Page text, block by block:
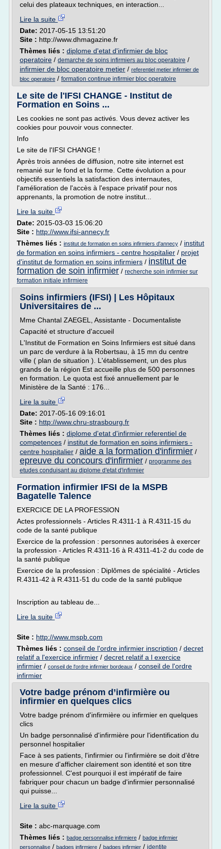
celui des plateaux techniques, en interaction...
Lire la suite
Date: 2017-05-15 13:51:20
Site : http://www.dhmagazine.fr
Thèmes liés : diplome d'etat d'infirmier de bloc
operatoire / demarche de soins infirmiers au bloc operatoire /
infirmier de bloc operatoire metier / referentiel metier infirmier de
bloc operatoire / formation continue infirmier bloc operatoire
Le site de l'IFSI CHANGE - Institut de
Formation en Soins ...
Les cookies ne sont pas activés. Vous devez activer les
cookies pour pouvoir vous connecter.
Info
Le site de l'IFSI CHANGE !
Après trois années de diffusion, notre site internet est
remanié sur le fond et la forme. Cette évolution a pour
objectifs essentiels la satisfaction des internautes,
l'amélioration de l'accès à l'espace privatif pour nos
apprenants, la promotion de notre institut...
Lire la suite
Date: 2015-03-03 15:06:20
Site : http://www.ifsi-annecy.fr
Thèmes liés : institut de formation en soins infirmiers d'annecy / institut
de formation en soins infirmiers - centre hospitalier / projet
d'institut de formation en soins infirmiers / institut de
formation de soin infirmier / recherche soin infirmier sur
formation initiale infirmiere
Soins infirmiers (IFSI) | Les Hôpitaux
Universitaires de ...
Mme Chantal ZAEGEL, Assistante - Documentaliste
Capacité et structure d'accueil
L'Institut de Formation en Soins Infirmiers est situé dans
un parc de verdure à la Robertsau, à 15 mn du centre
ville ( plan de situation ). L'établissement, un des plus
grands de la région Est accueille plus de 500 personnes
en formation. Le quota est fixé annuellement par le
Ministère de la Santé : 176...
Lire la suite
Date: 2017-05-16 09:16:01
Site : http://www.chru-strasbourg.fr
Thèmes liés : diplome d'etat d'infirmier referentiel de
competences / institut de formation en soins infirmiers -
centre hospitalier / aide a la formation d'infirmier /
epreuve du concours d'infirmier / programme des
etudes conduisant au diplome d'etat d'infirmier
Formation infirmier IFSI de la MSPB
Bagatelle Talence
EXERCICE DE LA PROFESSION
Actes professionnels - Articles R.4311-1 à R.4311-15 du
code de la santé publique
Exercice de la profession : personnes autorisées à exercer
la profession - Articles R.4311-16 à R.4311-41-2 du code de
la santé publique
Exercice de la profession : Diplômes de spécialité - Articles
R.4311-42 à R.4311-51 du code de la santé publique
Inscription au tableau de...
Lire la suite
Site : http://www.mspb.com
Thèmes liés : conseil de l'ordre infirmier inscription / decret
relatif a l'exercice infirmier / decret relatif a l exercice
infirmier / conseil de l'ordre infirmier bordeaux / conseil de l'ordre
infirmier
Votre badge prénom d’infirmière ou
infirmier en quelques clics
Votre badge prénom d'infirmière ou infirmier en quelques
clics
Un badge personnalisé d'infirmière pour l'identification du
personnel hospitalier
Face à ses patients, l'infirmier ou l'infirmière se doit d'être
en mesure d'afficher clairement son identité et son titre
professionnel. C'est pourquoi il est impératif de faire
fabriquer pour chacun un badge d'infirmier personnalisé
qui puisse...
Lire la suite
Site : abc-marquage.com
Thèmes liés : badge personnalise infirmiere / badge infirmier
personnalise / badges infirmiere / badges infirmier / identite